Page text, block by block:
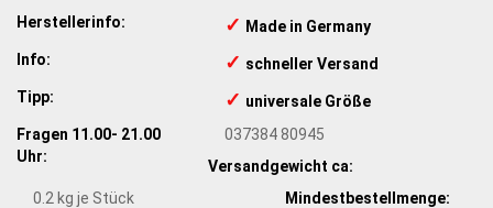
Herstellerinfo:
✓ Made in Germany
Info:
✓ ​schneller Versand
Tipp:
✓ ​universale Größe
Fragen 11.00- 21.00
Uhr:
037384 80945
Versandgewicht ca:
0.2 kg je Stück
Mindestbestellmenge: